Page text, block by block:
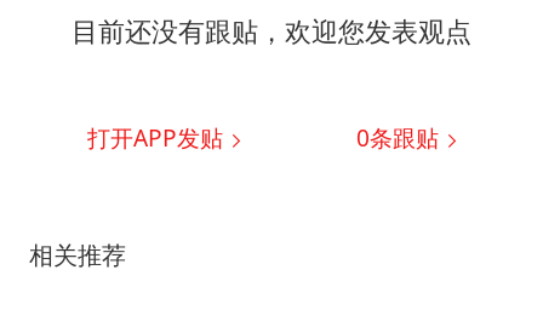
目前还没有跟贴，欢迎您发表观点
打开APP发贴 0条跟贴
相关推荐